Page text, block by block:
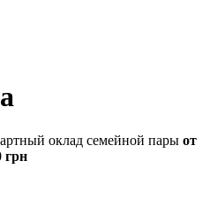
оклад семейной пары от
грн